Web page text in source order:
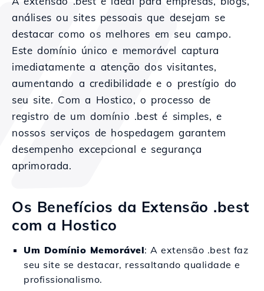
análises ou sites pessoais que desejam se
destacar como os melhores em seu campo.
Este domínio único e memorável captura
imediatamente a atenção dos visitantes,
aumentando a credibilidade e o prestígio do
seu site. Com a Hostico, o processo de
registro de um domínio .best é simples, e
nossos serviços de hospedagem garantem
desempenho excepcional e segurança
aprimorada.
Os Benefícios da Extensão .best
com a Hostico
Um Domínio Memorável: A extensão .best faz
seu site se destacar, ressaltando qualidade e
profissionalismo.